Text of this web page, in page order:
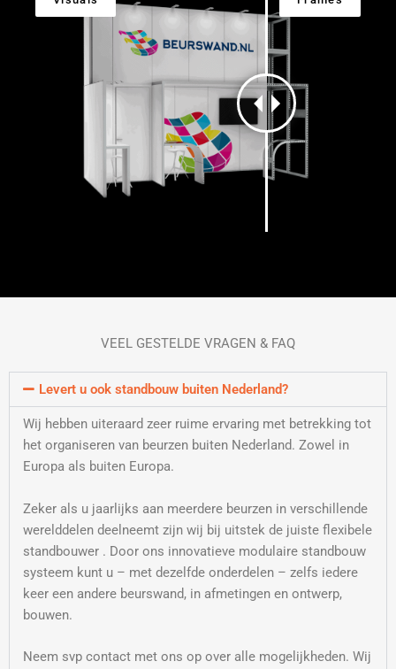
VEEL GESTELDE VRAGEN & FAQ
Levert u ook standbouw buiten Nederland?
Wij hebben uiteraard zeer ruime ervaring met betrekking tot
het organiseren van beurzen buiten Nederland. Zowel in
Europa als buiten Europa.
Zeker als u jaarlijks aan meerdere beurzen in verschillende
werelddelen deelneemt zijn wij bij uitstek de juiste flexibele
standbouwer . Door ons innovatieve modulaire standbouw
systeem kunt u – met dezelfde onderdelen – zelfs iedere
keer een andere beurswand, in afmetingen en ontwerp,
bouwen.
Neem svp contact met ons op over alle mogelijkheden. Wij